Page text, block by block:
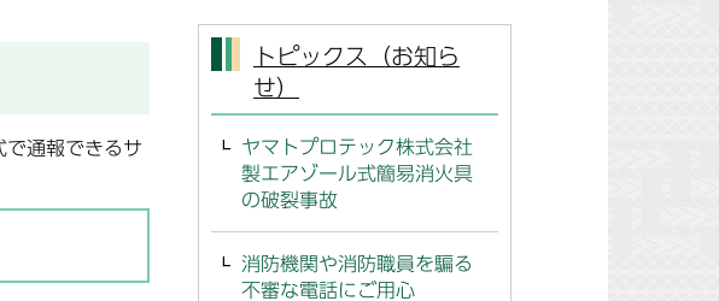
通報できるサ
トピックス（お知ら
せ）
ヤマトプロテック株式会社
製エアゾール式簡易消火具
の破裂事故
消防機関や消防職員を騙る
不審な電話にご用心